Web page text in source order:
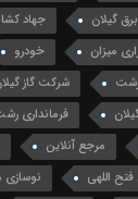
گیلان
جهاد
میزان
خودرو
شرکت گاز
فرمانداری
مرجع آنلاین
اللهی
نوسازی